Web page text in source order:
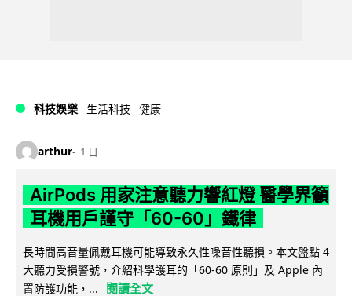
科技娛樂 生活科技 健康
arthur 1 日
AirPods 用家注意聽力響紅燈 醫學界籲
耳機用戶謹守「60-60」鐵律
長時間高音量佩戴耳機可能導致永久性噪音性聽損。本文盤點 4
大聽力受損警號，介紹科學護耳的「60-60 原則」及 Apple 內
置防護功能，...
閱讀全文